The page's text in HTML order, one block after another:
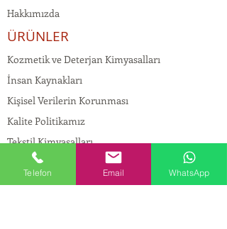
Hakkımızda
ÜRÜNLER
Kozmetik ve Deterjan Kimyasalları
İnsan Kaynakları
Kişisel Verilerin Korunması
Kalite Politikamız
Tekstil Kimyasalları
Yapı Kimyasalları
İlaç Kimyasalları
Telefon Email WhatsApp